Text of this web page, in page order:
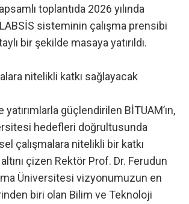
toplantıda 2026 yılında
sisteminin çalışma prensibi
bir şekilde masaya yatırıldı.
nitelikli katkı sağlayacak
güçlendirilen BİTUAM’ın,
hedefleri doğrultusunda
çalışmalara nitelikli bir katkı
çizen Rektör Prof. Dr. Ferudun
Üniversitesi vizyonumuzun en
biri olan Bilim ve Teknoloji